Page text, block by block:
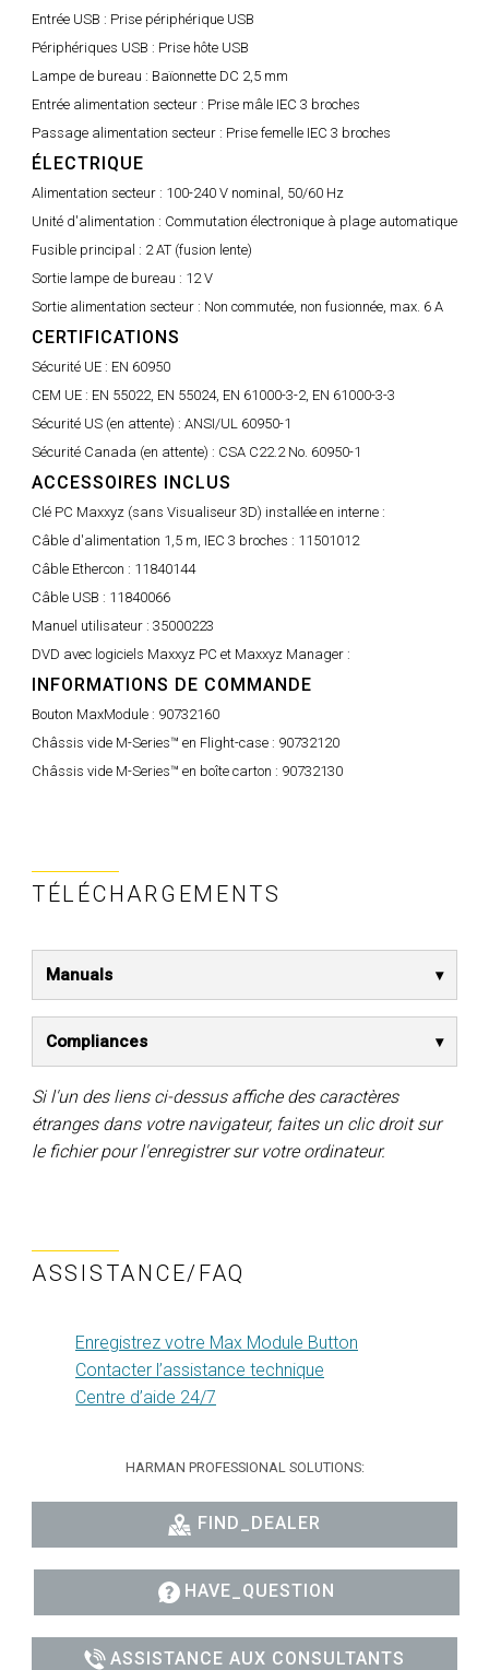
Entrée USB : Prise périphérique USB
Périphériques USB : Prise hôte USB
Lampe de bureau : Baïonnette DC 2,5 mm
Entrée alimentation secteur : Prise mâle IEC 3 broches
Passage alimentation secteur : Prise femelle IEC 3 broches
ÉLECTRIQUE
Alimentation secteur : 100-240 V nominal, 50/60 Hz
Unité d'alimentation : Commutation électronique à plage automatique
Fusible principal : 2 AT (fusion lente)
Sortie lampe de bureau : 12 V
Sortie alimentation secteur : Non commutée, non fusionnée, max. 6 A
CERTIFICATIONS
Sécurité UE : EN 60950
CEM UE : EN 55022, EN 55024, EN 61000-3-2, EN 61000-3-3
Sécurité US (en attente) : ANSI/UL 60950-1
Sécurité Canada (en attente) : CSA C22.2 No. 60950-1
ACCESSOIRES INCLUS
Clé PC Maxxyz (sans Visualiseur 3D) installée en interne :
Câble d'alimentation 1,5 m, IEC 3 broches : 11501012
Câble Ethercon : 11840144
Câble USB : 11840066
Manuel utilisateur : 35000223
DVD avec logiciels Maxxyz PC et Maxxyz Manager :
INFORMATIONS DE COMMANDE
Bouton MaxModule : 90732160
Châssis vide M-Series™ en Flight-case : 90732120
Châssis vide M-Series™ en boîte carton : 90732130
TÉLÉCHARGEMENTS
Manuals
Compliances
Si l'un des liens ci-dessus affiche des caractères
étranges dans votre navigateur, faites un clic droit sur
le fichier pour l'enregistrer sur votre ordinateur.
ASSISTANCE/FAQ
Enregistrez votre Max Module Button
Contacter l’assistance technique
Centre d’aide 24/7
HARMAN PROFESSIONAL SOLUTIONS:
FIND_DEALER
HAVE_QUESTION
ASSISTANCE AUX CONSULTANTS